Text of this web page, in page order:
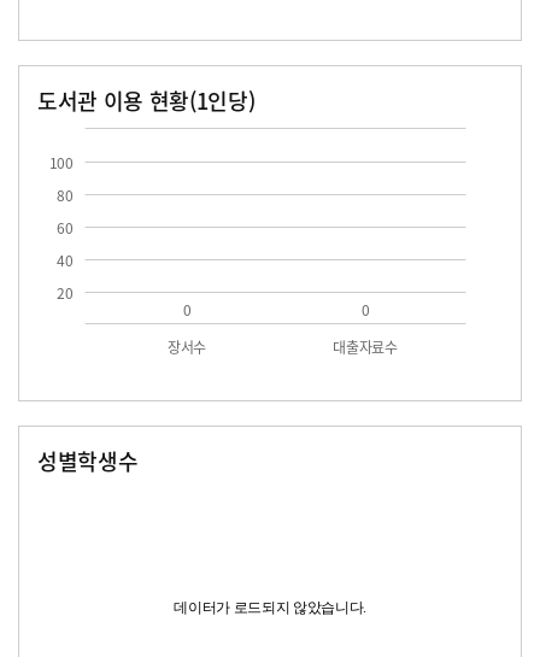
도서관 이용 현황(1인당)
20
40
60
80
100
장서수 대출자료수
0 0
성별학생수
데이터가 로드되지 않았습니다.